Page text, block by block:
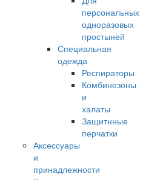
персональных
одноразовых
простыней
Специальная
одежда
Респираторы
Комбинезоны
и
халаты
Защитнные
перчатки
Аксессуары
и
принадлежности